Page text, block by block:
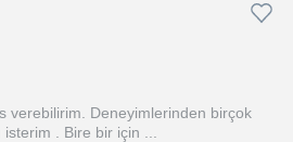
verebilirim. Deneyimlerinden birçok
. Bire bir için ...